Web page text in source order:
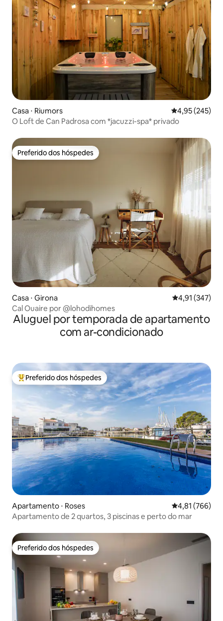
Casa ⋅ Riumors 4,95 de uma
4,95 (245)
O Loft de Can Padrosa com *jacuzzi-spa* privado
Preferido dos hóspedes
Preferido dos hóspedes
Casa ⋅ Girona 4,91 de uma
4,91 (347)
Cal Ouaire por @lohodihomes
Aluguel por temporada de apartamento
com ar-condicionado
Entre os melhores preferidos dos hóspedes
Preferido dos hóspedes
Apartamento ⋅ Roses 4,81 de uma
4,81 (766)
Apartamento de 2 quartos, 3 piscinas e perto do mar
Preferido dos hóspedes
Preferido dos hóspedes